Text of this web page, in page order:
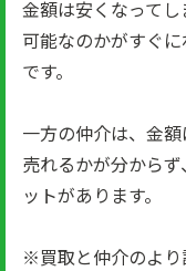
金額は安くなって
可能なのかがすぐ
です。
一方の仲介は、金
売れるかが分から
ットがあります。
※買取と仲介のよ